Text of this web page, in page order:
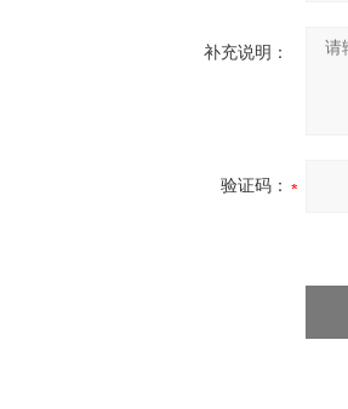
补充说明：
验证码：